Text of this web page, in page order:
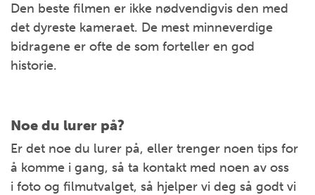
Den beste filmen er ikke nødvendigvis den med
det dyreste kameraet. De mest minneverdige
bidragene er ofte de som forteller en god
historie.
Noe du lurer på?
Er det noe du lurer på, eller trenger noen tips for
å komme i gang, så ta kontakt med noen av oss
i foto og filmutvalget, så hjelper vi deg så godt vi